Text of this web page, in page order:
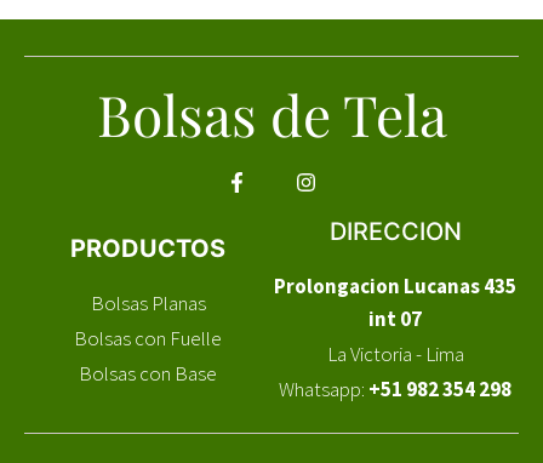
Bolsas de Tela
PRODUCTOS
Bolsas Planas
Bolsas con Fuelle
Bolsas con Base
DIRECCION
Prolongacion Lucanas 435
int 07
La Victoria - Lima
Whatsapp: +51 982 354 298